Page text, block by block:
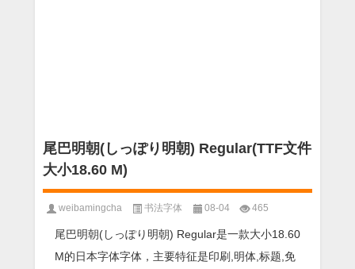
尾巴明朝(しっぽり明朝) Regular(TTF文件
大小18.60 M)
weibamingcha 书法字体 08-04 465
尾巴明朝(しっぽり明朝) Regular是一款大小18.60
M的日本字体字体，主要特征是印刷,明体,标题,免